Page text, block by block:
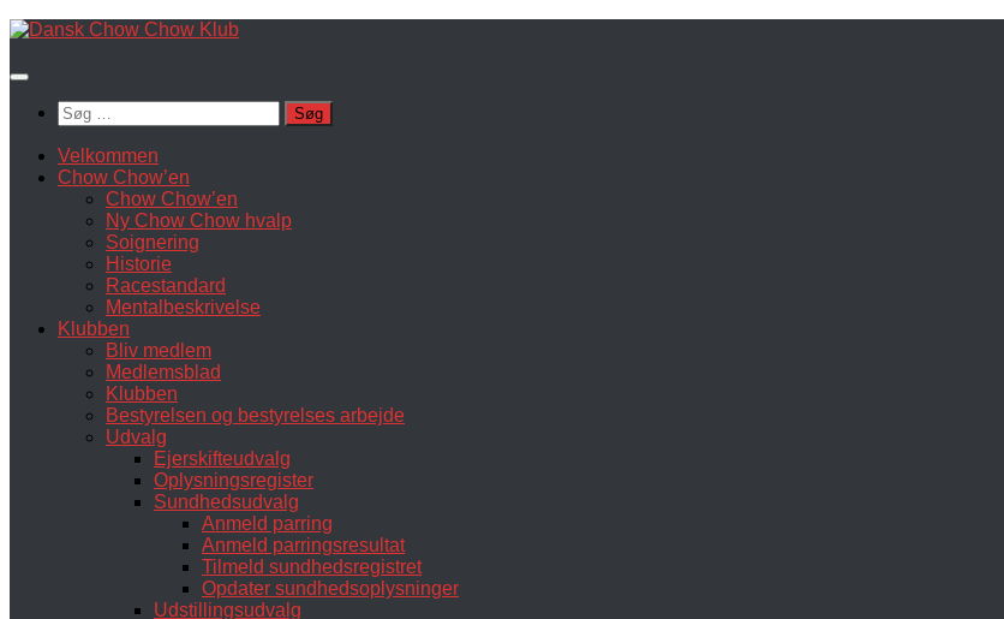
Skip
content
Søg
efter:
Velkommen
Chow Chow’en
Chow Chow’en
Ny Chow Chow hvalp
Soignering
Historie
Racestandard
Mentalbeskrivelse
Klubben
Bliv medlem
Medlemsblad
Klubben
Bestyrelsen og bestyrelses arbejde
Udvalg
Ejerskifteudvalg
Oplysningsregister
Sundhedsudvalg
Anmeld parring
Anmeld parringsresultat
Tilmeld sundhedsregistret
Opdater sundhedsoplysninger
Udstillingsudvalg